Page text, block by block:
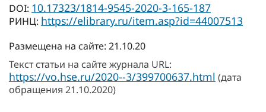
DOI: 10.17323/1814-9545-2020-3-165-187
РИНЦ: https://elibrary.ru/item.asp?id=44007513
Размещена на сайте: 21.10.20
Текст статьи на сайте журнала URL:
https://vo.hse.ru/2020--3/399700637.html (дата
обращения 21.10.2020)